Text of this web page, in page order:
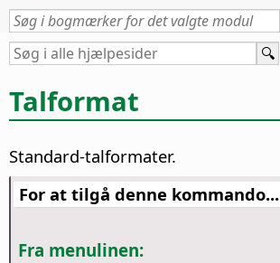
Talformat
Standard-talformater.
For at tilgå denne kommando...
Fra menulinen: